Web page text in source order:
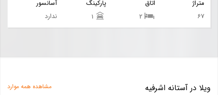
آسانسور
ندارد
پارکینگ
اتاق
2
متراژ
67
ویلا در آستانه اشرفیه مشاهده همه موارد